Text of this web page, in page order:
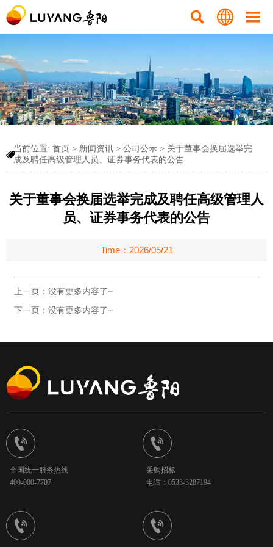
  

当前位置: 首页 > 新闻资讯 > 公司公示 > 关于董事会换届选举完
成及聘任高级管理人员、证券事务代表的公告
关于董事会换届选举完成及聘任高级管理人
员、证券事务代表的公告
Time：2026/05/21
上一页：没有更多内容了~
下一页：没有更多内容了~

全国统一服务热线
400-000-7707

采购招标
电话：0533-3287194
 